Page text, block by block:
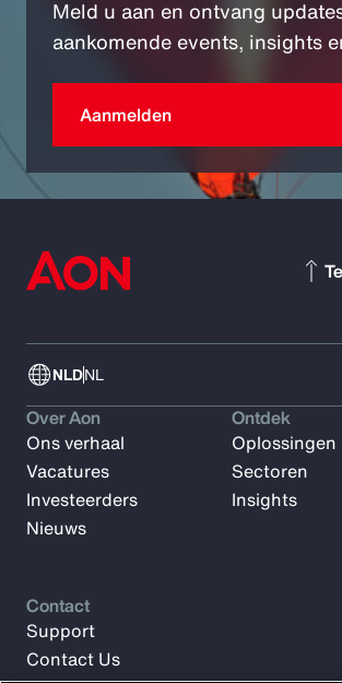
Meld u aan en ontvang
aankomende events, insights
Aanmelden
NLDNL
Over Aon
Ons verhaal
Vacatures
Investeerders
Nieuws
Ontdek
Oplossingen
Sectoren
Insights
Contact
Support
Contact Us